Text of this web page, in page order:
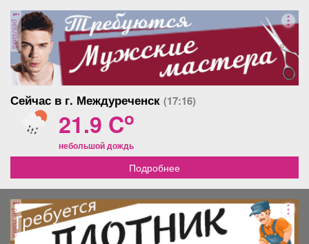
реклама
Сейчас в г. Междуреченск (17:16)
21.9 Co
небольшой дождь
Подробнее
реклама